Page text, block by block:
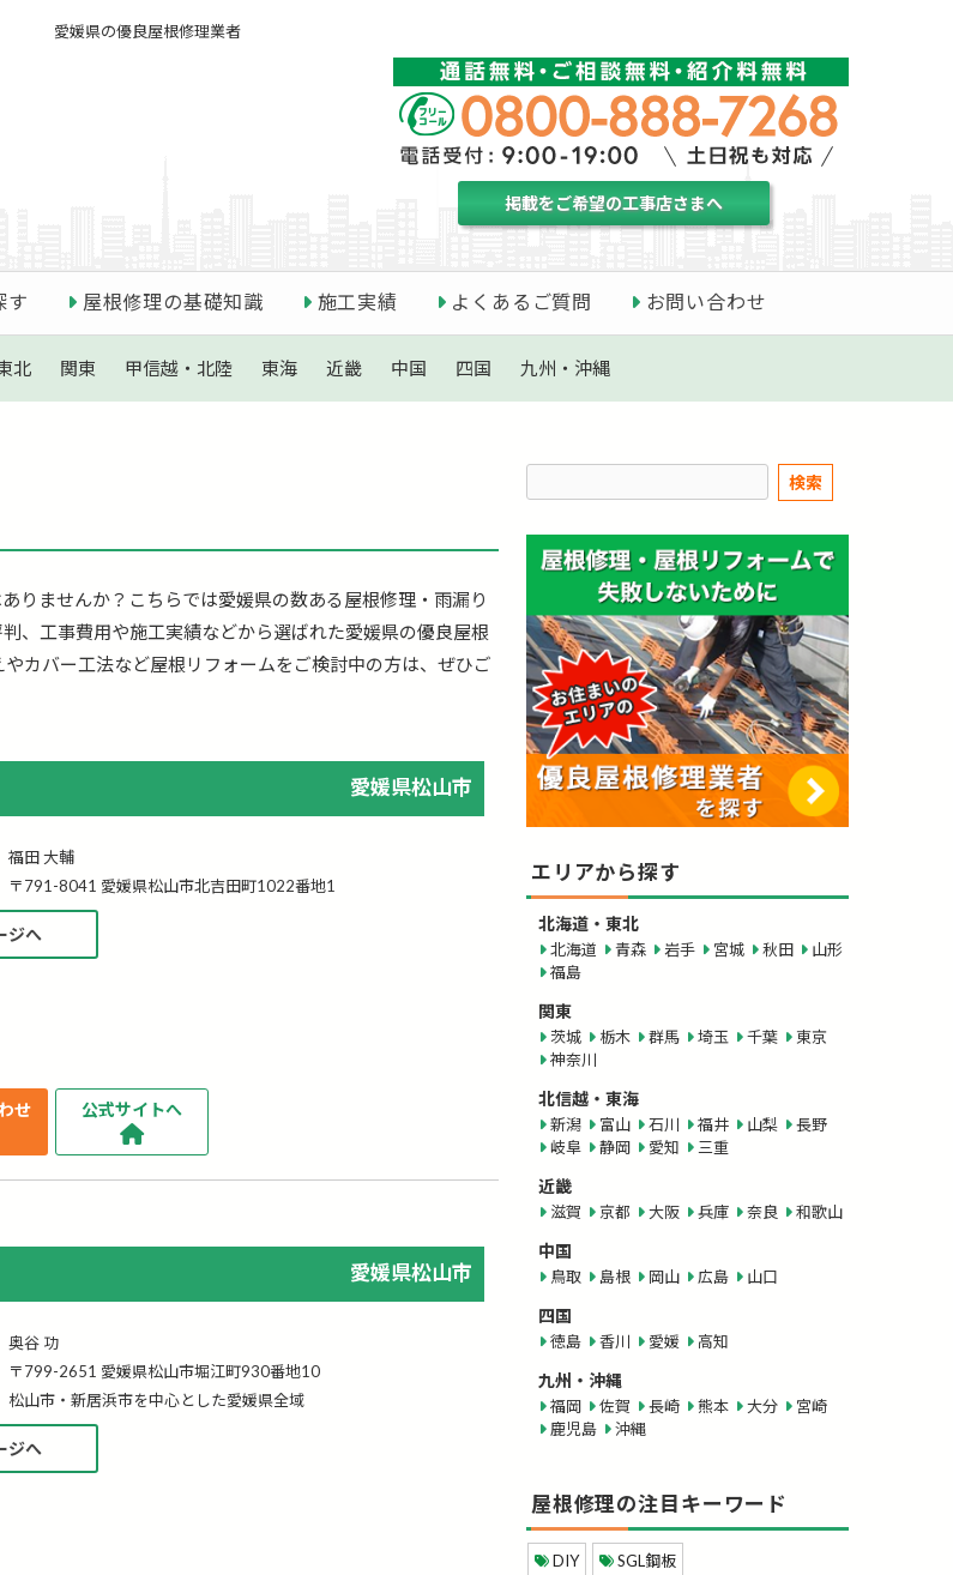
愛媛県の優良屋根修理業者
掲載をご希望の工事店さまへ
す 屋根修理の基礎知識 施工実績 よくあるご質問 お問い合わせ
北 関東 甲信越・北陸 東海 近畿 中国 四国 九州・沖縄
りませんか？こちらでは愛媛県の数ある屋根修理・雨漏り
、工事費用や施工実績などから選ばれた愛媛県の優良屋根
カバー工法など屋根リフォームをご検討中の方は、ぜひご
愛媛県松山市
福田 大輔
〒791-8041 愛媛県松山市北吉田町1022番地1
ジへ
せ 公式サイトへ
愛媛県松山市
奥谷 功
〒799-2651 愛媛県松山市堀江町930番地10
松山市・新居浜市を中心とした愛媛県全域
ジへ
エリアから探す
北海道・東北
北海道 青森 岩手 宮城 秋田
山形
福島
関東
茨城 栃木 群馬 埼玉 千葉
東京
神奈川
北信越・東海
新潟 富山 石川 福井 山梨
長野
岐阜
静岡 愛知 三重
近畿
滋賀 京都 大阪 兵庫 奈良 和歌山
中国
鳥取 島根 岡山 広島 山口
四国
徳島 香川 愛媛 高知
九州・沖縄
福岡 佐賀 長崎 熊本 大分
宮崎
鹿児島
沖縄
屋根修理の注目キーワード
DIY SGL鋼板